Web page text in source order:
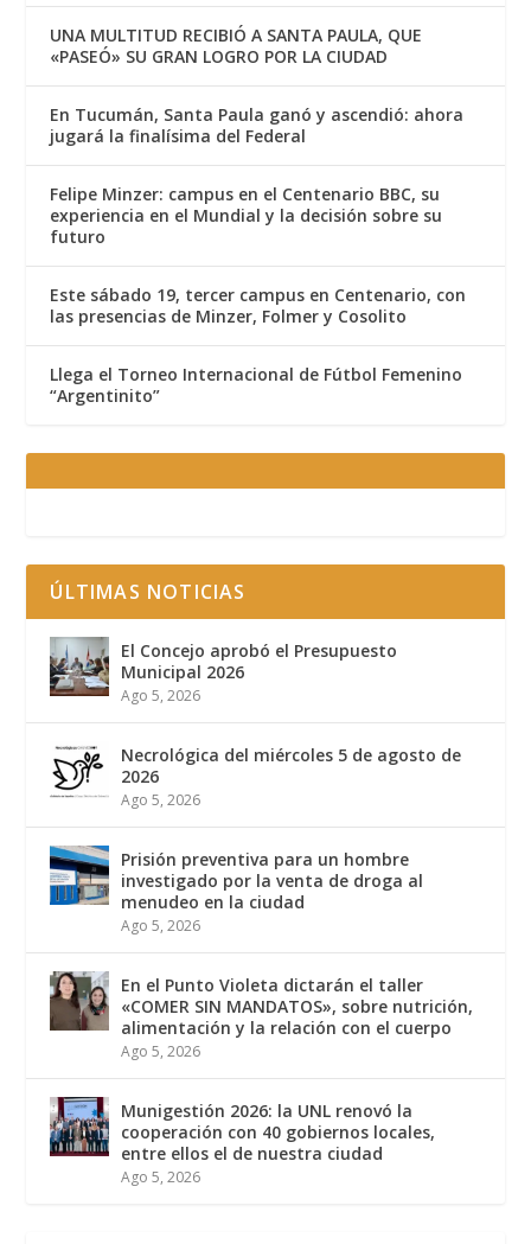
UNA MULTITUD RECIBIÓ A SANTA PAULA, QUE
«PASEÓ» SU GRAN LOGRO POR LA CIUDAD
En Tucumán, Santa Paula ganó y ascendió: ahora
jugará la finalísima del Federal
Felipe Minzer: campus en el Centenario BBC, su
experiencia en el Mundial y la decisión sobre su
futuro
Este sábado 19, tercer campus en Centenario, con
las presencias de Minzer, Folmer y Cosolito
Llega el Torneo Internacional de Fútbol Femenino
“Argentinito”
ÚLTIMAS NOTICIAS
El Concejo aprobó el Presupuesto
Municipal 2026
Ago 5, 2026
Necrológica del miércoles 5 de agosto de
2026
Ago 5, 2026
Prisión preventiva para un hombre
investigado por la venta de droga al
menudeo en la ciudad
Ago 5, 2026
En el Punto Violeta dictarán el taller
«COMER SIN MANDATOS», sobre nutrición,
alimentación y la relación con el cuerpo
Ago 5, 2026
Munigestión 2026: la UNL renovó la
cooperación con 40 gobiernos locales,
entre ellos el de nuestra ciudad
Ago 5, 2026